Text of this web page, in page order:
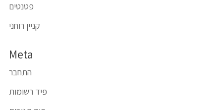
פטנטים
קניין רוחני
Meta
התחבר
פיד רשומות